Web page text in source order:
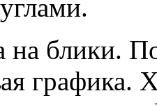
на блики.
графика.